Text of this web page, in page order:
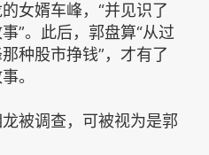
女婿车峰，“并见识了
”。此后，郭盘算“从过
种股市挣钱”，才有了
。
被调查，可被视为是郭